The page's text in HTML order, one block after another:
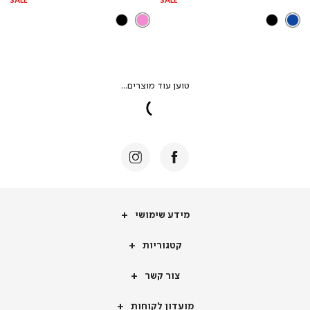
מידע
מידע שימושי
קטגוריותקטגוריות
צור
צור קשר
מועדון
מועדון לקוחות